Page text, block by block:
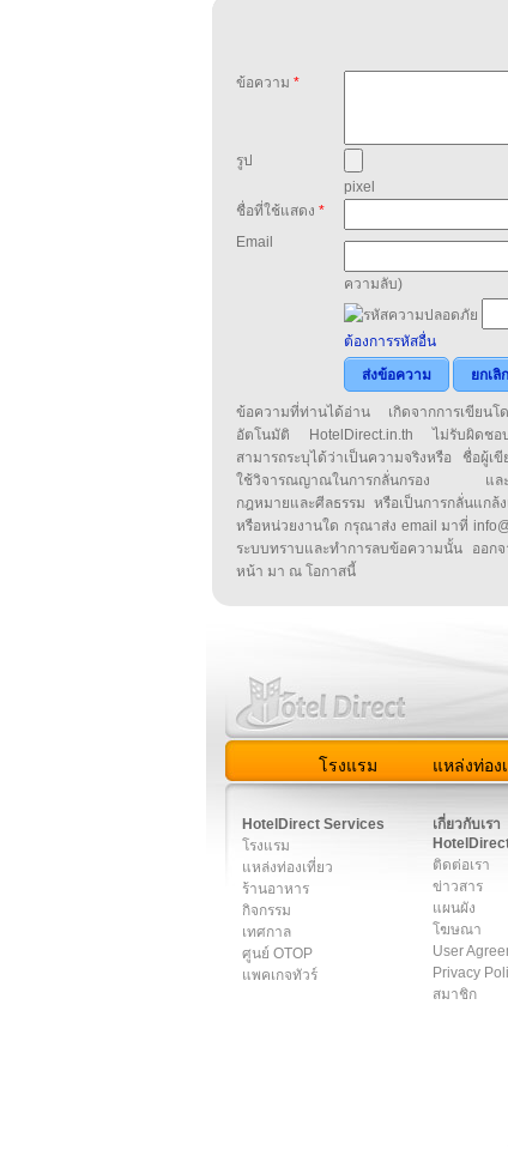
ข้อความ *
รูป
pixel
ชื่อที่ใช้แสดง *
Email
ความลับ)
ต้องการรหัสอื่น
ส่งข้อความ
ยกเลิก
ข้อความที่ท่านได้อ่าน เกิดจากการเขียน
อัตโนมัติ HotelDirect.in.th ไม่รับผิดชอ
สามารถระบุได้ว่าเป็นความจริงหรือ ชื่อผู้เ
ใช้วิจารณญาณในการกลั่นกรอง และถ้
กฎหมายและศีลธรรม หรือเป็นการกลั่นแกล้
หรือหน่วยงานใด กรุณาส่ง email มาที่
ระบบทราบและทำการลบข้อความนั้น ออก
หน้า มา ณ โอกาสนี้
โรงแรม แหล่งท่อง
HotelDirect Services
โรงแรม
แหล่งท่องเที่ยว
ร้านอาหาร
กิจกรรม
เทศกาล
ศูนย์ OTOP
แพคเกจทัวร์
เกี่ยวกับเรา
ติดต่อเรา
ข่าวสาร
แผนผัง
โฆษณา
User
Privacy
สมาชิก